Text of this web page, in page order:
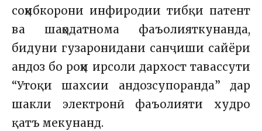
соҳибкорони инфиродии тибқи патент
ва шаҳодатнома фаъолияткунанда,
бидуни гузаронидани санҷиши сайёри
андоз бо роҳи ирсоли дархост тавассути
“Утоқи шахсии андозсупоранда” дар
шакли электронӣ фаъолияти худро
қатъ мекунанд.